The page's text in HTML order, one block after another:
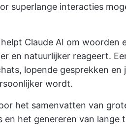
superlange interacties
Claude AI om woorden
en natuurlijker reageert.
lopende gesprekken
wordt.
het samenvatten van
en het genereren van lange